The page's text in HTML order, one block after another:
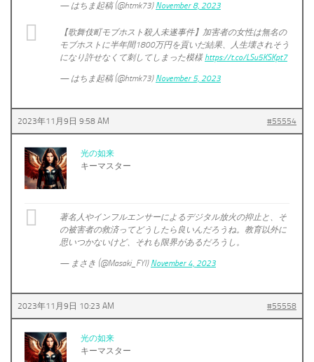
— はちま起稿 (@htmk73) November 8, 2023
【歌舞伎町モブホスト殺人未遂事件】加害者の女性は無名の
モブホストに半年間1800万円を貢いだ結果、人生壊されそう
になり許せなくて刺してしまった模様 https://t.co/LSu5KSKpt7
— はちま起稿 (@htmk73) November 5, 2023
2023年11月9日 9:58 AM #55554
光の如来
キーマスター
著名人やインフルエンサーによるデジタル放火の抑止と、そ
の被害者の救済ってどうしたら良いんだろうね。教育以外に
思いつかないけど、それも限界があるだろうし。
— まさき (@Masaki_FYI) November 4, 2023
2023年11月9日 10:23 AM #55558
光の如来
キーマスター